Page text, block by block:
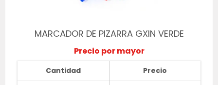
MARCADOR DE PIZARRA GXIN VERDE
Precio por mayor
Cantidad Precio